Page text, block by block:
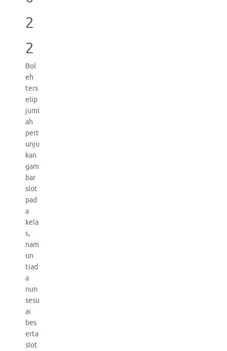
2
2
Bol
eh
ters
elip
juml
ah
pert
unju
kan
gam
bar
slot
pad
a
kela
s,
nam
un
tiad
a
nun
sesu
ai
bes
erta
slot